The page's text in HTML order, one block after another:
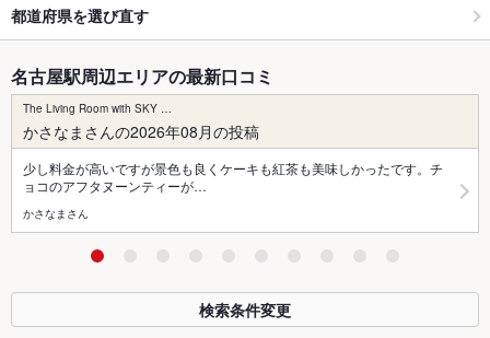
都道府県を選び直す
名古屋駅周辺エリアの最新口コミ
The Living Room with SKY …
かさなまさんの2026年08月の投稿
少し料金が高いですが景色も良くケーキも紅茶も美味しかったです。チ
ョコのアフタヌーンティーが…
かさなまさん
検索条件変更